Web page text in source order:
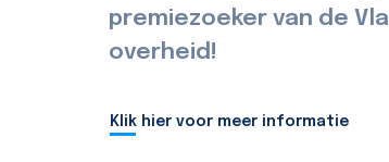
premiezoeker van de
overheid!
Klik hier voor meer informatie